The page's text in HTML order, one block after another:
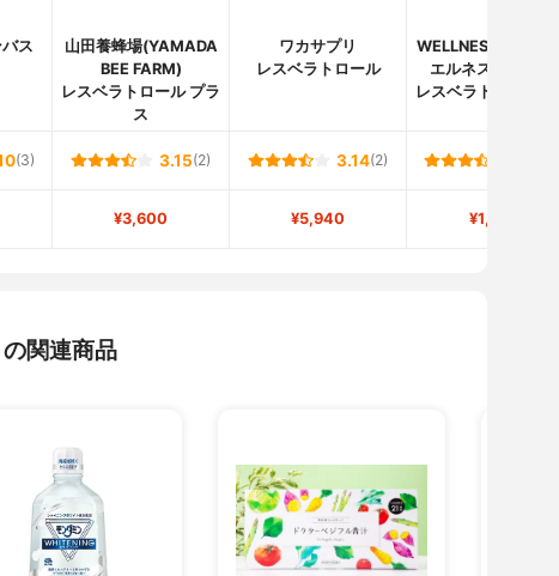
ス
山田養蜂場(YAMADA
BEE FARM)
レスベラトロール プラ
ス
ワカサプリ
レスベラトロール
WELLNESS JAPAN(
エルネスジャパン)
レスベラトロール 濃
(3) 3.15(2) 3.14(2)
¥3,600 ¥5,940 ¥1,090
関連商品